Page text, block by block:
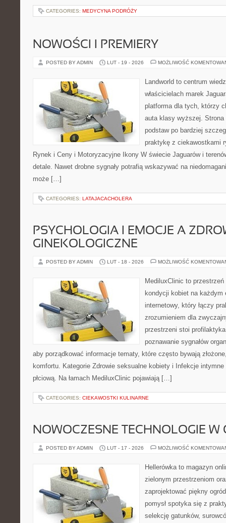
CATEGORIES: MEDYCYNA PODRÓŻY
NOWOŚCI I PREMIERY
POSTED BY ADMIN LUT - 19 - 2026 MOŻLIWOŚĆ
Landworld to centrum
właścicielach marek
platforma dla tych, którzy
auta klasy wyższej.
podstaw po bardziej
praktykę z ciekawostkami
Rynek i Ceny i Motoryzacyjne Ikony W świecie Jaguarów i
detale. Nawet drobne sygnały potrafią wskazywać na
może […]
CATEGORIES: LATAJACACHOLERA
PSYCHOLOGIA I EMOCJE A
GINEKOLOGICZNE
POSTED BY ADMIN LUT - 18 - 2026 MOŻLIWOŚĆ
MediluxClinic to
kondycji kobiet na każdym
internetowy, który łączy
zrozumieniem dla
przestrzeni stoi
poznawanie sygnałów
aby porządkować informacje tematy, które często bywają
komfortu. Kategorie Zdrowie seksualne kobiety i Infekcje
płciową. Na łamach MediluxClinic pojawiają […]
CATEGORIES: CIEKAWOSTKI KULINARNE
NOWOCZESNE TECHNOLOGIE W
POSTED BY ADMIN LUT - 17 - 2026 MOŻLIWOŚĆ
Hellerówka to magazyn
zielonym przestrzeniom
zaprojektować piękny
pomysł spotyka się z
selekcję gatunków,